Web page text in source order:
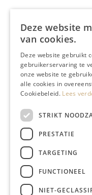
Deze website
van cookies.
Deze website gebruikt
gebruikerservaring te
onze website te
alle cookies in
Cookiebeleid. Lees
STRIKT
PRESTATIE
TARGETING
FUNCTIONEEL
NIET-